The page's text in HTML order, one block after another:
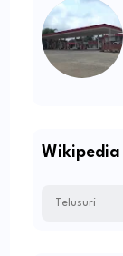
Wikipedia